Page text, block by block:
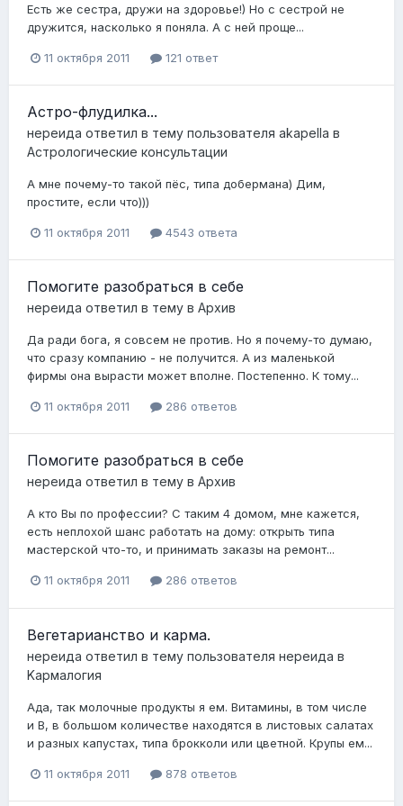
Есть же сестра, дружи на здоровье!) Но с сестрой не
дружится, насколько я поняла. А с ней проще...
11 октября 2011 121 ответ
Астро-флудилка...
нереида ответил в тему пользователя akapella в
Астрологические консультации
А мне почему-то такой пёс, типа добермана) Дим,
простите, если что)))
11 октября 2011 4543 ответа
Помогите разобраться в себе
нереида ответил в тему в Архив
Да ради бога, я совсем не против. Но я почему-то думаю,
что сразу компанию - не получится. А из маленькой
фирмы она вырасти может вполне. Постепенно. К тому...
11 октября 2011 286 ответов
Помогите разобраться в себе
нереида ответил в тему в Архив
А кто Вы по профессии? С таким 4 домом, мне кажется,
есть неплохой шанс работать на дому: открыть типа
мастерской что-то, и принимать заказы на ремонт...
11 октября 2011 286 ответов
Вегетарианство и карма.
нереида ответил в тему пользователя нереида в
Kармалогия
Ада, так молочные продукты я ем. Витамины, в том числе
и В, в большом количестве находятся в листовых салатах
и разных капустах, типа брокколи или цветной. Крупы ем...
11 октября 2011 878 ответов